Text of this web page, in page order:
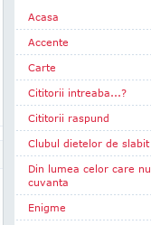
Acasa
Accente
Carte
Cititorii intreaba...?
Cititorii raspund
Clubul dietelor de slabit
Din lumea celor care nu
cuvanta
Enigme